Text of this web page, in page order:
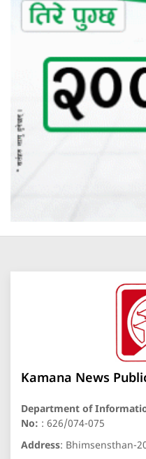
Kamana News
Department of
No: : 626/074-075
Address: Bhimsensthan-